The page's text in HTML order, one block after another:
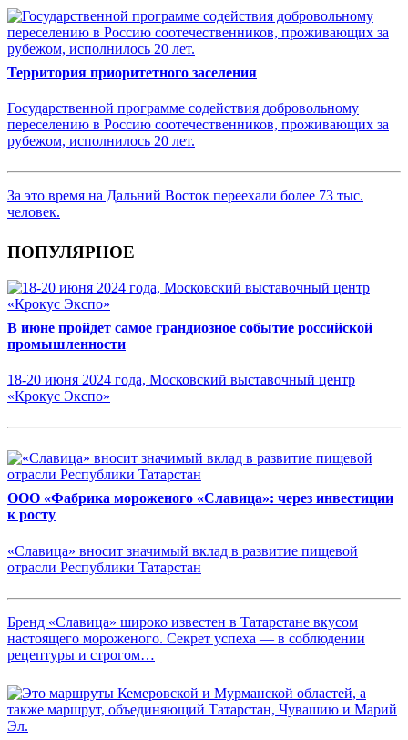
Территория приоритетного заселения
Государственной программе содействия добровольному
переселению в Россию соотечественников, проживающих за
рубежом, исполнилось 20 лет.
За это время на Дальний Восток переехали более 73 тыс.
человек.
ПОПУЛЯРНОЕ
В июне пройдет самое грандиозное событие российской
промышленности
18-20 июня 2024 года, Московский выставочный центр
«Крокус Экспо»
ООО «Фабрика мороженого «Славица»: через инвестиции
к росту
«Славица» вносит значимый вклад в развитие пищевой
отрасли Республики Татарстан
Бренд «Славица» широко известен в Татарстане вкусом
настоящего мороженого. Секрет успеха — в соблюдении
рецептуры и строгом…